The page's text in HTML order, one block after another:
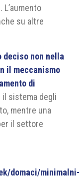
su altre
deciso non nella
il meccanismo
di
il sistema degli
mentre una
il settore
domaci/minimalni-